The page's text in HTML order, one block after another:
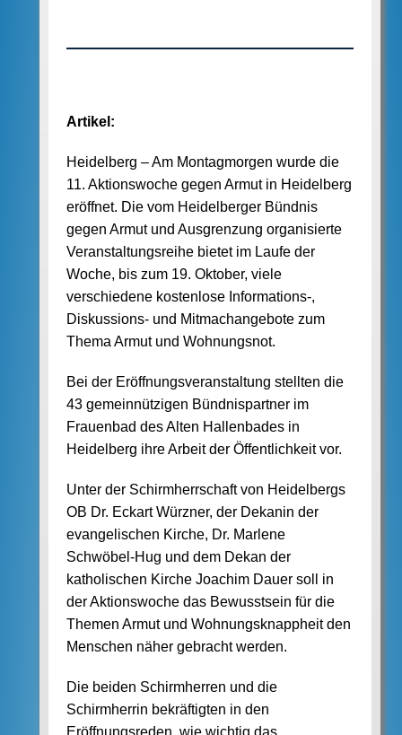
Artikel:
Heidelberg – Am Montagmorgen wurde die
11. Aktionswoche gegen Armut in Heidelberg
eröffnet. Die vom Heidelberger Bündnis
gegen Armut und Ausgrenzung organisierte
Veranstaltungsreihe bietet im Laufe der
Woche, bis zum 19. Oktober, viele
verschiedene kostenlose Informations-,
Diskussions- und Mitmachangebote zum
Thema Armut und Wohnungsnot.
Bei der Eröffnungsveranstaltung stellten die
43 gemeinnützigen Bündnispartner im
Frauenbad des Alten Hallenbades in
Heidelberg ihre Arbeit der Öffentlichkeit vor.
Unter der Schirmherrschaft von Heidelbergs
OB Dr. Eckart Würzner, der Dekanin der
evangelischen Kirche, Dr. Marlene
Schwöbel-Hug und dem Dekan der
katholischen Kirche Joachim Dauer soll in
der Aktionswoche das Bewusstsein für die
Themen Armut und Wohnungsknappheit den
Menschen näher gebracht werden.
Die beiden Schirmherren und die
Schirmherrin bekräftigten in den